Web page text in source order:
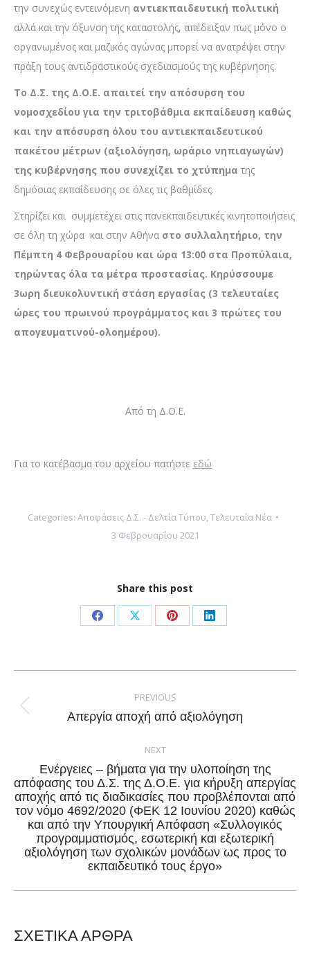
την συνεχώς εντεινόμενη αντιεκπαιδευτική πολιτική
αλλά και την όξυνση της καταστολής, απέδειξαν πως μόνο ο
οργανωμένος και μαζικός αγώνας μπορεί να ανατρέψει στην
πράξη τους αντιδραστικούς σχεδιασμούς της κυβέρνησης.
Το Δ.Σ. της Δ.Ο.Ε. απαιτεί την απόσυρση του
νομοσχεδίου για την τριτοβάθμια εκπαίδευση καθώς
και την απόσυρση όλου του αντιεκπαιδευτικού
πακέτου μέτρων (αξιολόγηση, ωράριο νηπιαγωγών)
της κυβέρνησης που συνεχίζει το χτύπημα της
δημόσιας εκπαίδευσης σε όλες τις βαθμίδες.
Στηρίζει και συμμετέχει στις πανεκπαιδευτικές κινητοποιήσεις
σε όλη τη χώρα και στην Αθήνα στο συλλαλητήριο, την
Πέμπτη 4 Φεβρουαρίου και ώρα 13:00 στα Προπύλαια,
τηρώντας όλα τα μέτρα προστασίας. Κηρύσσουμε
3ωρη διευκολυντική στάση εργασίας (3 τελευταίες
ώρες του πρωινού προγράμματος και 3 πρώτες του
απογευματινού-ολοημέρου).
Από τη Δ.Ο.Ε.
Για το κατέβασμα του αρχείου πατήστε εδώ
Categories: Αποφάσεις Δ.Σ. - Δελτία Τύπου Τελευταία Νέα
3 Φεβρουαρίου 2021
Share this post
Share
Facebook
Share
X
Share
Pinterest
Share
LinkedIn
navigation
PREVIOUS
Previous
Απεργία αποχή από αξιολόγηση
NEXT
Next
post:
Ενέργειες – βήματα για την υλοποίηση της
απόφασης του Δ.Σ. της Δ.Ο.Ε. για κήρυξη απεργίας
αποχής από τις διαδικασίες που προβλέπονται από
τον νόμο 4692/2020 (ΦΕΚ 12 Ιουνίου 2020) καθώς
και από την Υπουργική Απόφαση «Συλλογικός
προγραμματισμός, εσωτερική και εξωτερική
αξιολόγηση των σχολικών μονάδων ως προς το
εκπαιδευτικό τους έργο»
ΣΧΕΤΙΚΑ ΑΡΘΡΑ